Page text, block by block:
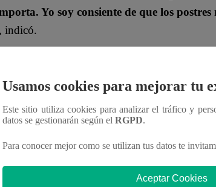
Yo soy consiente de que los
, indicó.
El artista se arrepintió de ponerse los
. Finalmente, Nico Ponce no pudo contra
episodio de “El Gran Chef Famosos”.
Ale Fuller y Nico Poncetendrán que
invitada, especialista en el tema, que
hará uno con la cara de Giacomo, Javier,
Usamos cookies para mejorar tu
Este sitio utiliza cookies para analizar el tráfico y
datos se gestionarán según el RGPD.
Para conocer mejor como se utilizan tus datos te
Aceptar Cookies